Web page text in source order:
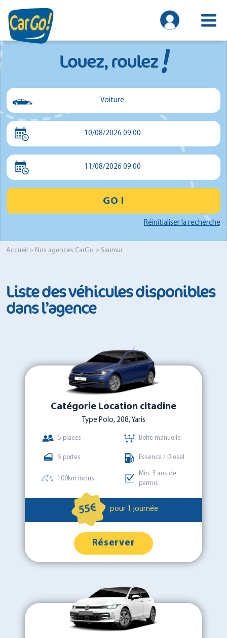
Louez, roulez!
Voiture
Voiture
10/08/2026 09:00
11/08/2026 09:00
GO !
Réinitialiser la recherche
Accueil > Nos agences CarGo > Saumur
Liste des véhicules disponibles
dans l’agence
Catégorie Location citadine
Type Polo, 208, Yaris
5 places Boîte manuelle
5 portes Essence / Diesel
100km inclus
Min. 3 ans de
permis
55€ pour 1 journée
Réserver